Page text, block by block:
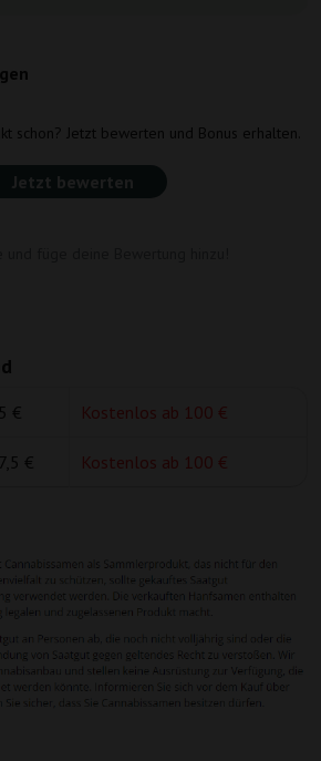
schon? Jetzt bewerten und Bonus erhalten.
Jetzt bewerten
5 € Kostenlos ab 100 €
7,5 € Kostenlos ab 100 €